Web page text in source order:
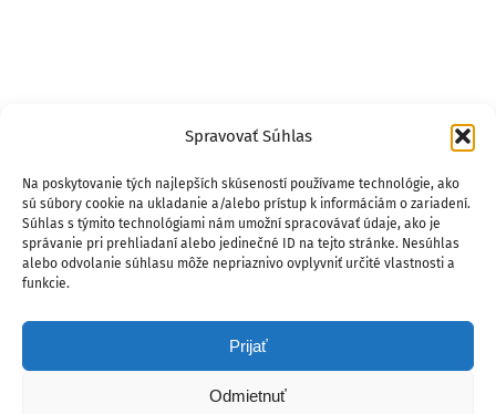
Spravovať Súhlas
Na poskytovanie tých najlepších skúseností používame technológie, ako
sú súbory cookie na ukladanie a/alebo prístup k informáciám o zariadení.
Súhlas s týmito technológiami nám umožní spracovávať údaje, ako je
správanie pri prehliadaní alebo jedinečné ID na tejto stránke. Nesúhlas
alebo odvolanie súhlasu môže nepriaznivo ovplyvniť určité vlastnosti a
funkcie.
Prijať
Odmietnuť